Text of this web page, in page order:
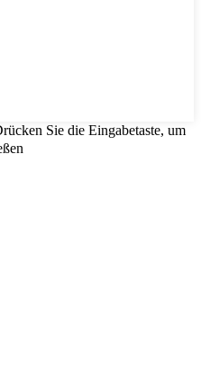
Sie die Eingabetaste, um